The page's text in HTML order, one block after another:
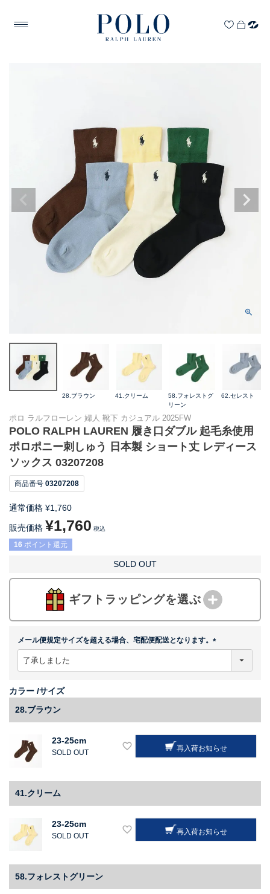
28.ブラウン 41.クリーム
58.フォレストグ
リーン
62.セレスト
ポロ ラルフローレン 婦人 靴下 カジュアル 2025FW
POLO RALPH LAUREN 履き口ダブル 起毛糸使用
ポロポニー刺しゅう 日本製 ショート丈 レディース
ソックス 03207208
商品番号 03207208
通常価格 ¥1,760
販売価格 ¥1,760 税込
16 ポイント還元
SOLD OUT
ギフトラッピングを選ぶ
メール便規定サイズを超える場合、宅配便配送となります。
カラー サイズ
28.ブラウン
23-25cm
SOLD OUT 再入荷お知らせ
41.クリーム
23-25cm
SOLD OUT 再入荷お知らせ
58.フォレストグリーン